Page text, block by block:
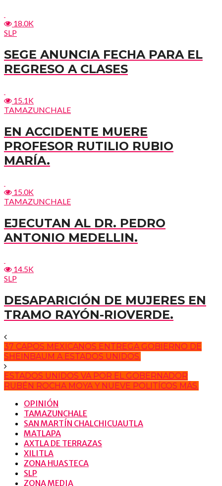
18.0K
SLP
SEGE ANUNCIA FECHA PARA EL
REGRESO A CLASES
15.1K
TAMAZUNCHALE
EN ACCIDENTE MUERE
PROFESOR RUTILIO RUBIO
MARÍA.
15.0K
TAMAZUNCHALE
EJECUTAN AL DR. PEDRO
ANTONIO MEDELLIN.
14.5K
SLP
DESAPARICIÓN DE MUJERES EN
TRAMO RAYÓN-RIOVERDE.
37 CAPOS MEXICANOS ENTREGA GOBIERNO DE
SHEINBAUM A ESTADOS UNIDOS.
ESTADOS UNIDOS VA POR EL GOBERNADOR
RUBÉN ROCHA MOYA Y NUEVE POLITÍCOS MÁS.
OPINIÓN
TAMAZUNCHALE
SAN MARTÍN CHALCHICUAUTLA
MATLAPA
AXTLA DE TERRAZAS
XILITLA
ZONA HUASTECA
SLP
ZONA MEDIA